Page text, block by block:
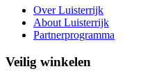
Over Luisterrijk
About Luisterrijk
Partnerprogramma
Veilig winkelen